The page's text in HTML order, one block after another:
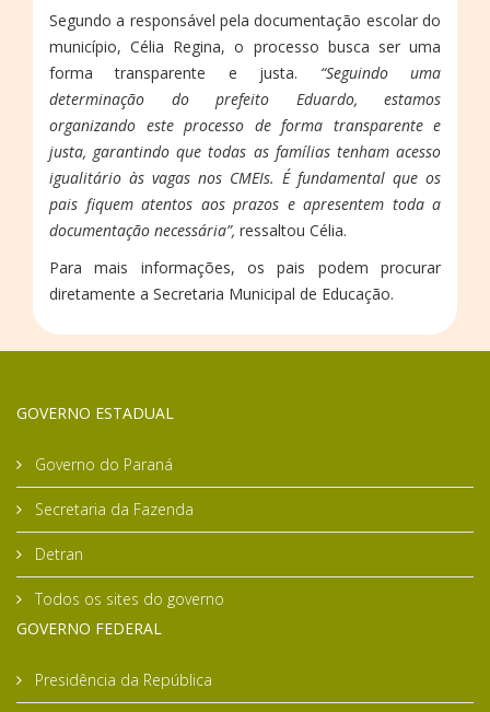
Segundo a responsável pela documentação escolar do
município, Célia Regina, o processo busca ser uma
forma transparente e justa. “Seguindo uma
determinação do prefeito Eduardo, estamos
organizando este processo de forma transparente e
justa, garantindo que todas as famílias tenham acesso
igualitário às vagas nos CMEIs. É fundamental que os
pais fiquem atentos aos prazos e apresentem toda a
documentação necessária”, ressaltou Célia.
Para mais informações, os pais podem procurar
diretamente a Secretaria Municipal de Educação.
GOVERNO ESTADUAL
Governo do Paraná
Secretaria da Fazenda
Detran
Todos os sites do governo
GOVERNO FEDERAL
Presidência da República